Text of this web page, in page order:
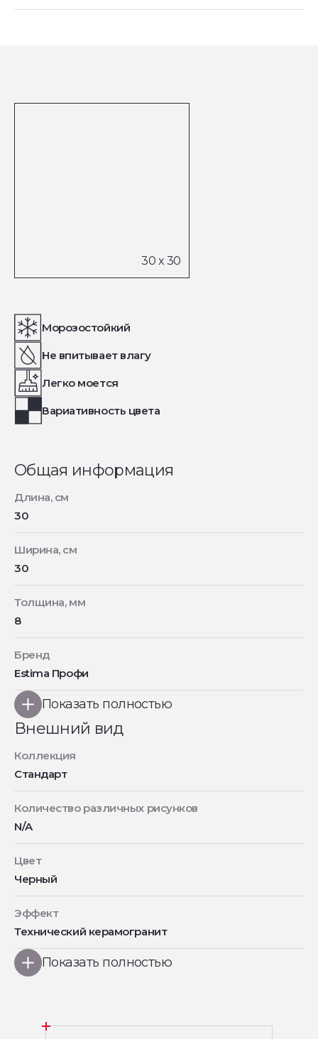
Морозостойкий
Не впитывает влагу
Легко моется
Вариативность цвета
Общая информация
Длина, см
30
Ширина, см
30
Толщина, мм
8
Бренд
Estima Профи
Показать полностью
Внешний вид
Коллекция
Стандарт
Количество различных рисунков
N/A
Цвет
Черный
Эффект
Технический керамогранит
Показать полностью